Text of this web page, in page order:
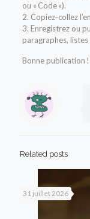
ou « Code »).
2. Copiez‑collez
3. Enregistrez ou
paragraphes,
Bonne publication !
Related posts
31 juillet 2026